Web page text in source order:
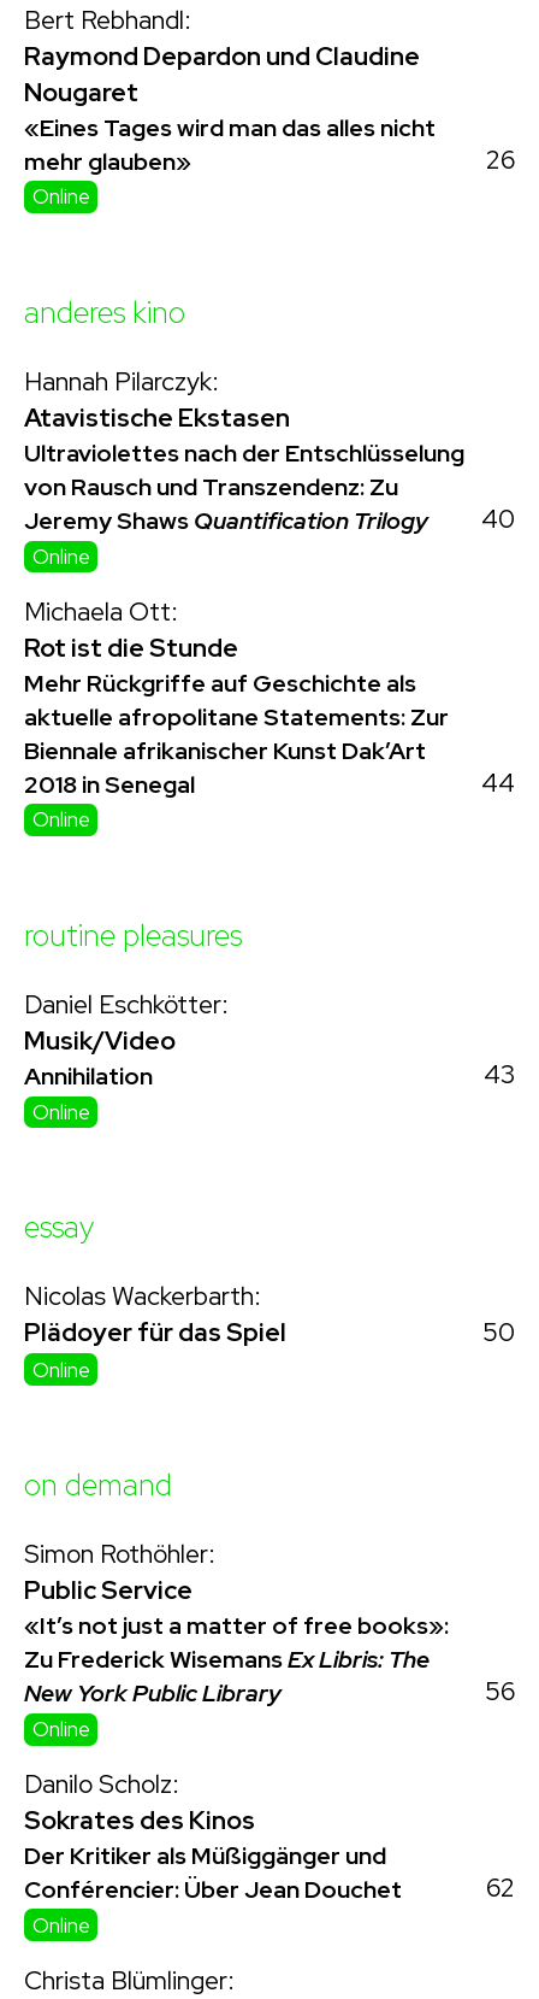
Bert Rebhandl:
Raymond Depardon und Claudine
Nougaret
«Eines Tages wird man das alles nicht
mehr glauben»
Online
26
anderes kino
Hannah Pilarczyk:
Atavistische Ekstasen
Ultraviolettes nach der Entschlüsselung
von Rausch und Transzendenz: Zu
Jeremy ShawsQuantification Trilogy
Online
40
Michaela Ott:
Rot ist die Stunde
Mehr Rückgriffe auf Geschichte als
aktuelle afropolitane Statements: Zur
Biennale afrikanischer Kunst Dak’Art
2018 in Senegal
Online
44
routine pleasures
Daniel Eschkötter:
Musik/Video
Annihilation
Online
43
essay
Nicolas Wackerbarth:
Plädoyer für das Spiel
Online
50
on demand
Simon Rothöhler:
Public Service
«It’s not just a matter of free books»:
Zu Frederick WisemansEx Libris: The
New York Public Library
Online
56
Danilo Scholz:
Sokrates des Kinos
Der Kritiker als Müßiggänger und
Conférencier: Über Jean Douchet
Online
62
Christa Blümlinger: